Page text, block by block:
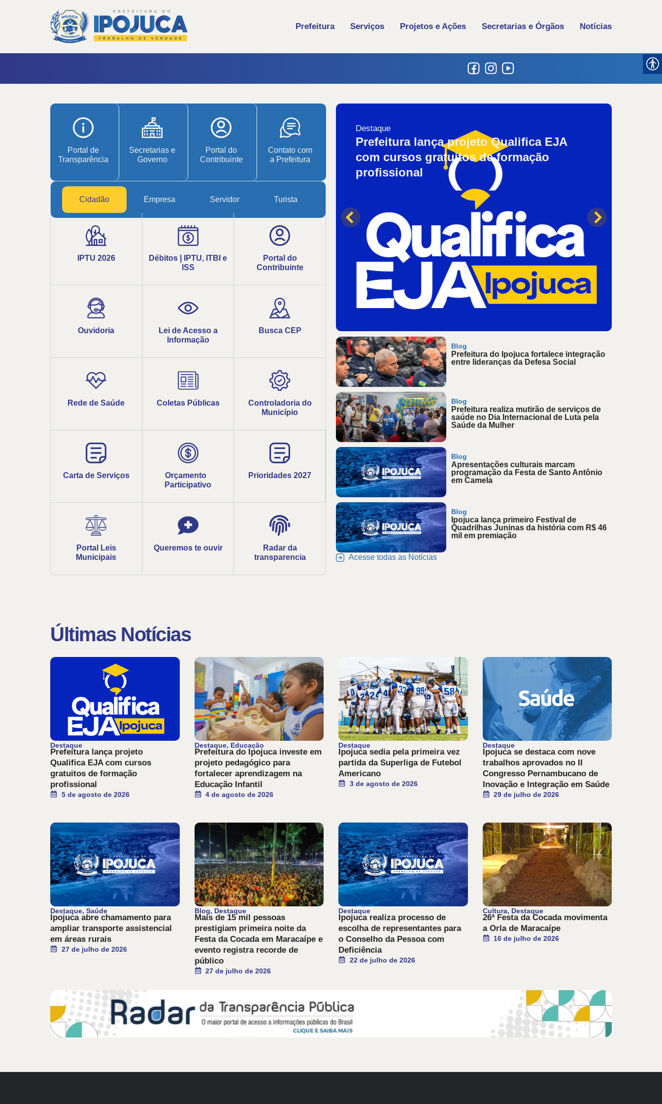
Prefeitura Serviços Projetos e Ações Secretarias e Órgãos Notícias
Portal de
Transparência
Secretarias e
Governo
Portal do
Contribuinte
Contato com
a Prefeitura
Cidadão Empresa Servidor Turista
IPTU 2026
Débitos | IPTU, ITBI e
ISS
Portal do
Contribuinte
Ouvidoria
Lei de Acesso a
Informação
Busca CEP
Rede de Saúde Coletas Públicas
Controladoria do
Município
Carta de Serviços
Orçamento
Participativo
Prioridades 2027
Portal Leis
Municipais
Queremos te ouvir
Radar da
transparencia
Destaque
Prefeitura lança projeto Qualifica EJA
com cursos gratuitos de formação
profissional
Blog
Prefeitura do Ipojuca fortalece integração
entre lideranças da Defesa Social
Blog
Prefeitura realiza mutirão de serviços de
saúde no Dia Internacional de Luta pela
Saúde da Mulher
Blog
Apresentações culturais marcam
programação da Festa de Santo Antônio
em Camela
Blog
Ipojuca lança primeiro Festival de
Quadrilhas Juninas da história com R$ 46
mil em premiação
Acesse todas as Notícias
Últimas Notícias
Destaque
Prefeitura lança projeto
Qualifica EJA com cursos
gratuitos de formação
profissional
5 de agosto de 2026
Destaque, Educação
Prefeitura do Ipojuca investe em
projeto pedagógico para
fortalecer aprendizagem na
Educação Infantil
4 de agosto de 2026
Destaque
Ipojuca sedia pela primeira vez
partida da Superliga de Futebol
Americano
3 de agosto de 2026
Destaque
Ipojuca se destaca com nove
trabalhos aprovados no II
Congresso Pernambucano de
Inovação e Integração em Saúde
29 de julho de 2026
Destaque, Saúde
Ipojuca abre chamamento para
ampliar transporte assistencial
em áreas rurais
27 de julho de 2026
Blog, Destaque
Mais de 15 mil pessoas
prestigiam primeira noite da
Festa da Cocada em Maracaípe e
evento registra recorde de
público
27 de julho de 2026
Destaque
Ipojuca realiza processo de
escolha de representantes para
o Conselho da Pessoa com
Deficiência
22 de julho de 2026
Cultura, Destaque
26ª Festa da Cocada movimenta
a Orla de Maracaípe
16 de julho de 2026